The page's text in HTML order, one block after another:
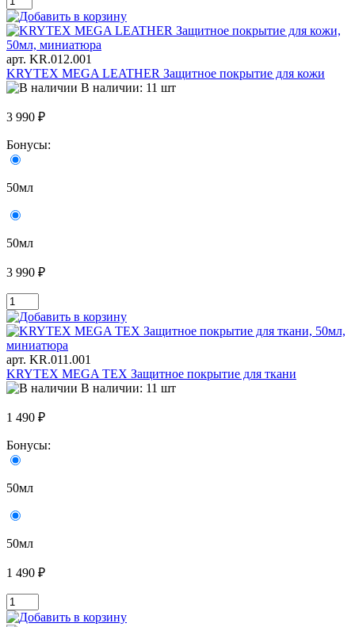
арт. KR.012.001
KRYTEX MEGA LEATHER Защитное покрытие для кожи
В наличии: 11 шт
3 990 ₽
Бонусы:
50мл
50мл
3 990 ₽
арт. KR.011.001
KRYTEX MEGA TEX Защитное покрытие для ткани
В наличии: 11 шт
1 490 ₽
Бонусы:
50мл
50мл
1 490 ₽